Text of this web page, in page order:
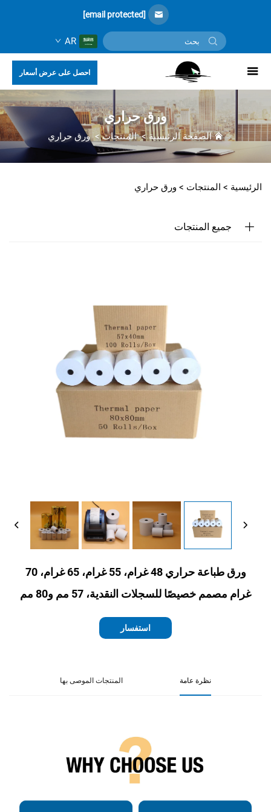
[email protected]
AR
احصل على عرض أسعار
ورق حراري
الصفحة الرئيسية>المنتجات>ورق حراري
الرئيسية > المنتجات > ورق حراري
جميع المنتجات
ورق طباعة حراري 48 غرام، 55 غرام، 65 غرام، 70
غرام مصمم خصيصًا للسجلات النقدية، 57 مم و80 مم
استفسار
نظرة عامة المنتجات الموصى بها